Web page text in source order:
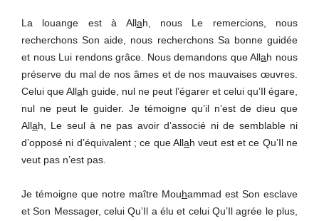
La louange est à Allah, nous Le remercions, nous
recherchons Son aide, nous recherchons Sa bonne guidée
et nous Lui rendons grâce. Nous demandons que Allah nous
préserve du mal de nos âmes et de nos mauvaises œuvres.
Celui que Allah guide, nul ne peut l’égarer et celui qu’Il égare,
nul ne peut le guider. Je témoigne qu’il n’est de dieu que
Allah, Le seul à ne pas avoir d’associé ni de semblable ni
d’opposé ni d’équivalent ; ce que Allah veut est et ce Qu’Il ne
veut pas n’est pas.
Je témoigne que notre maître Mouhammad est Son esclave
et Son Messager, celui Qu’Il a élu et celui Qu’Il agrée le plus,